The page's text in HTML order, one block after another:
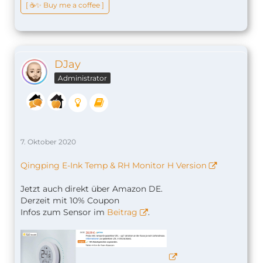
[ ☕️✨ Buy me a coffee ]
DJay
Administrator
7. Oktober 2020
Qingping E-Ink Temp & RH Monitor H Version
Jetzt auch direkt über Amazon DE.
Derzeit mit 10% Coupon
Infos zum Sensor im Beitrag .